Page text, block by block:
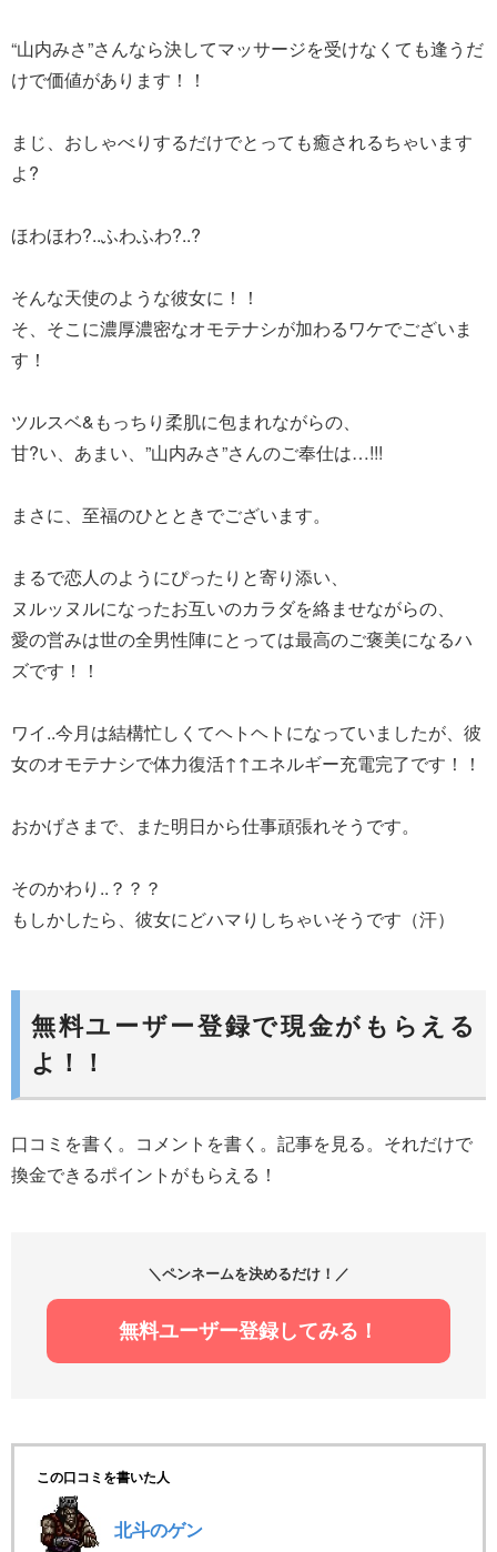
“山内みさ”さんなら決してマッサージを受けなくても逢うだ
けで価値があります！！
まじ、おしゃべりするだけでとっても癒されるちゃいます
よ?
ほわほわ?..ふわふわ?..?
そんな天使のような彼女に！！
そ、そこに濃厚濃密なオモテナシが加わるワケでございま
す！
ツルスベ&もっちり柔肌に包まれながらの、
甘?い、あまい、”山内みさ”さんのご奉仕は…!!!
まさに、至福のひとときでございます。
まるで恋人のようにぴったりと寄り添い、
ヌルッヌルになったお互いのカラダを絡ませながらの、
愛の営みは世の全男性陣にとっては最高のご褒美になるハ
ズです！！
ワイ..今月は結構忙しくてヘトヘトになっていましたが、彼
女のオモテナシで体力復活↑↑エネルギー充電完了です！！
おかげさまで、また明日から仕事頑張れそうです。
そのかわり..？？？
もしかしたら、彼女にどハマりしちゃいそうです（汗）
無料ユーザー登録で現金がもらえる
よ！！
口コミを書く。コメントを書く。記事を見る。それだけで
換金できるポイントがもらえる！
＼ペンネームを決めるだけ！／
無料ユーザー登録してみる！
この口コミを書いた人
北斗のゲン